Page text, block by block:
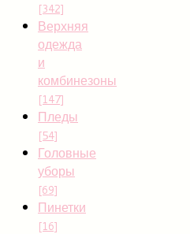
[342]
Верхняя
одежда
и
комбинезоны
[147]
Пледы
[54]
Головные
уборы
[69]
Пинетки
[16]